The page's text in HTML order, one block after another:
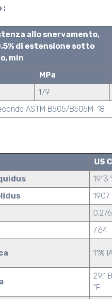
:
ASTM B505/B505M-18
allo snervamento,
di estensione sotto
min
MPa
179
US
1913
1907
7.64
11%
29.1
°F